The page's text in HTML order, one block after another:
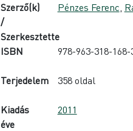
Szerző(k)
/
Szerkesztette
Pénzes Ferenc
ISBN 978-963-318-168-
Terjedelem 358 oldal
Kiadás
éve
2011